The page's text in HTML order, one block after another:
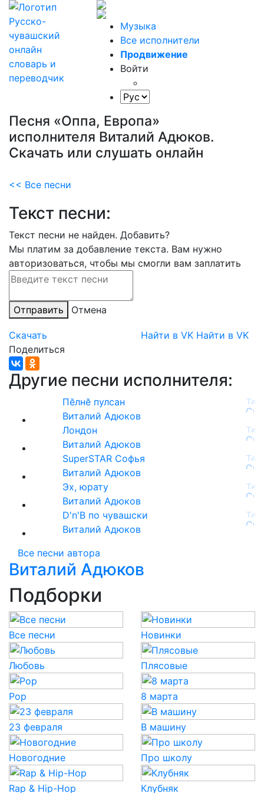
Музыка
Все исполнители
Продвижение
Войти
Песня «Оппа, Европа»
исполнителя Виталий Адюков.
Скачать или слушать онлайн
<< Все песни
Текст песни:
Текст песни не найден. Добавить?
Мы платим за добавление текста. Вам нужно
авторизоваться, чтобы мы смогли вам заплатить
Отправить Отмена
Скачать Найти в VK Найти в VK
Поделиться
Другие песни исполнителя:
Пӗлнӗ пулсан
Виталий Адюков
Лондон
Виталий Адюков
SuperSTAR Софья
Виталий Адюков
Эх, юрату
Виталий Адюков
D'n'B по чувашски
Виталий Адюков
Все песни автора
Виталий Адюков
Подборки
Все песни Новинки
Любовь Плясовые
Pop 8 марта
23 февраля В машину
Новогодние Про школу
Rap & Hip-Hop Клубняк